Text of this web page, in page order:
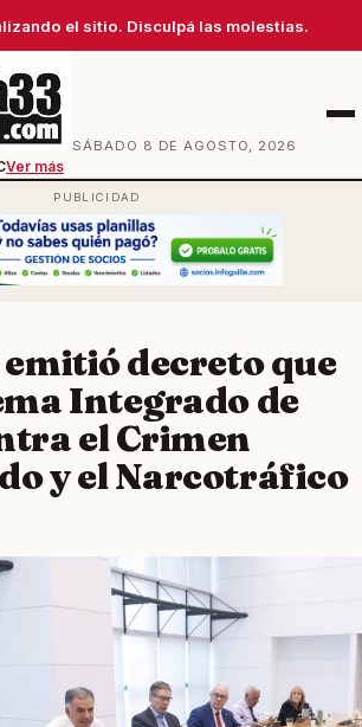
el sitio. Disculpá las molestias.
SÁBADO 8 DE AGOSTO, 2026
Ver más
Menú
decreto que
Integrado de
el Crimen
y el Narcotráfico